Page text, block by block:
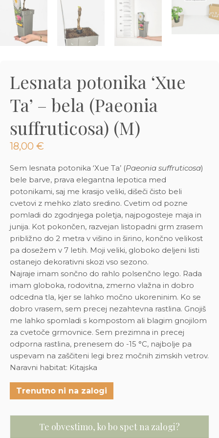
Lesnata potonika ‘Xue
Ta’ – bela (Paeonia
suffruticosa) (M)
18,00 €
Sem lesnata potonika ‘Xue Ta’ (Paeonia suffruticosa)
bele barve, prava elegantna lepotica med
potonikami, saj me krasijo veliki, dišeči čisto beli
cvetovi z mehko zlato sredino. Cvetim od pozne
pomladi do zgodnjega poletja, najpogosteje maja in
junija. Kot pokončen, razvejan listopadni grm zrasem
približno do 2 metra v višino in širino, končno velikost
pa dosežem v 7 letih. Moji veliki, globoko deljeni listi
ostanejo dekorativni skozi vso sezono.
Najraje imam sončno do rahlo polsenčno lego. Rada
imam globoka, rodovitna, zmerno vlažna in dobro
odcedna tla, kjer se lahko močno ukoreninim. Ko se
dobro vrasem, sem precej nezahtevna rastlina. Gnojiš
me lahko spomladi s kompostom ali blagim gnojilom
za cvetoče grmovnice. Sem prezimna in precej
odporna rastlina, prenesem do -15 °C, najbolje pa
uspevam na zaščiteni legi brez močnih zimskih vetrov.
Naravni habitat: Kitajska
Trenutno ni na zalogi
Te obvestimo, ko bo spet na zalogi?
€
Dodaj v košarico
Preberi prispevek